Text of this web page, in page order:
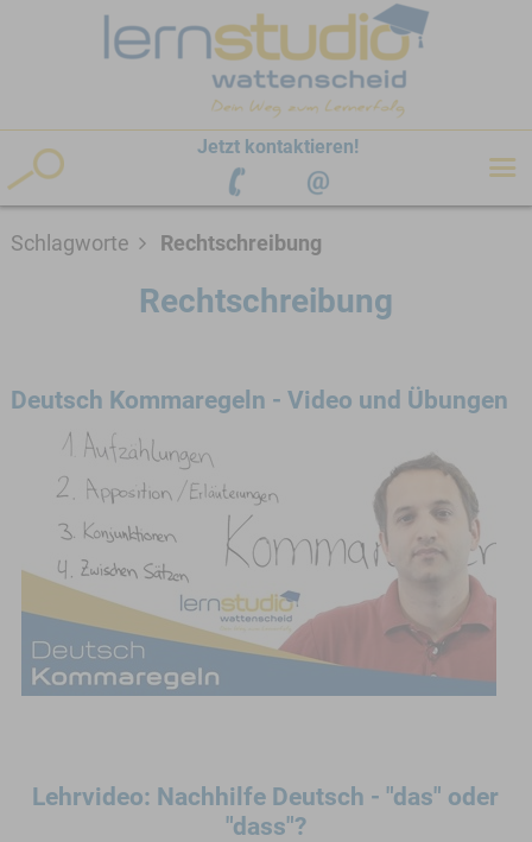
Jetzt kontaktieren!
Schlagworte Rechtschreibung
Rechtschreibung
Deutsch Kommaregeln - Video und Übungen
Lehrvideo: Nachhilfe Deutsch - "das" oder
"dass"?